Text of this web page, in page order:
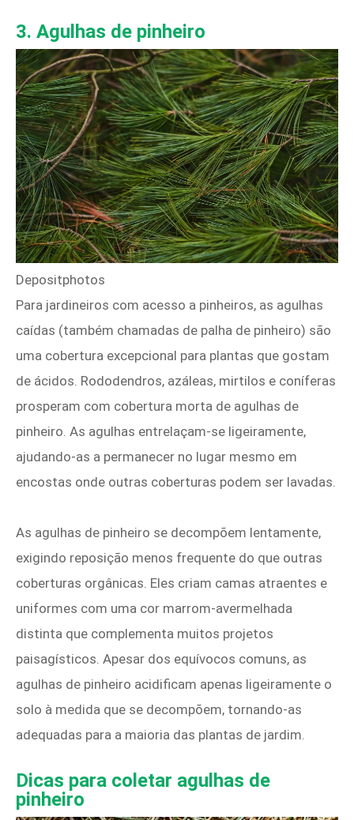
3. Agulhas de pinheiro
Depositphotos
Para jardineiros com acesso a pinheiros, as agulhas
caídas (também chamadas de palha de pinheiro) são
uma cobertura excepcional para plantas que gostam
de ácidos. Rododendros, azáleas, mirtilos e coníferas
prosperam com cobertura morta de agulhas de
pinheiro. As agulhas entrelaçam-se ligeiramente,
ajudando-as a permanecer no lugar mesmo em
encostas onde outras coberturas podem ser lavadas.
As agulhas de pinheiro se decompõem lentamente,
exigindo reposição menos frequente do que outras
coberturas orgânicas. Eles criam camas atraentes e
uniformes com uma cor marrom-avermelhada
distinta que complementa muitos projetos
paisagísticos. Apesar dos equívocos comuns, as
agulhas de pinheiro acidificam apenas ligeiramente o
solo à medida que se decompõem, tornando-as
adequadas para a maioria das plantas de jardim.
Dicas para coletar agulhas de
pinheiro